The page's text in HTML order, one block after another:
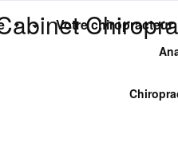
Votre chiropracteur